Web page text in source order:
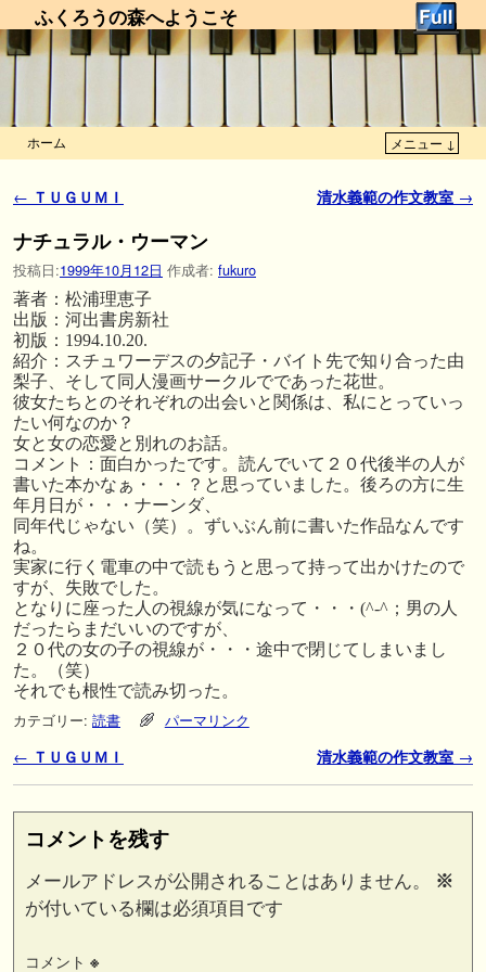
ふくろうの森へようこそ
ホーム メニュー ↓
投稿ナビゲーション
← ＴＵＧＵＭＩ 清水義範の作文教室 →
ナチュラル・ウーマン
投稿日:1999年10月12日 作成者: fukuro
著者：松浦理恵子
出版：河出書房新社
初版：1994.10.20.
紹介：スチュワーデスの夕記子・バイト先で知り合った由
梨子、そして同人漫画サークルでであった花世。
彼女たちとのそれぞれの出会いと関係は、私にとっていっ
たい何なのか？
女と女の恋愛と別れのお話。
コメント：面白かったです。読んでいて２０代後半の人が
書いた本かなぁ・・・？と思っていました。後ろの方に生
年月日が・・・ナーンダ、
同年代じゃない（笑）。ずいぶん前に書いた作品なんです
ね。
実家に行く電車の中で読もうと思って持って出かけたので
すが、失敗でした。
となりに座った人の視線が気になって・・・(^-^；男の人
だったらまだいいのですが、
２０代の女の子の視線が・・・途中で閉じてしまいまし
た。（笑）
それでも根性で読み切った。
カテゴリー: 読書 パーマリンク
投稿ナビゲーション
← ＴＵＧＵＭＩ 清水義範の作文教室 →
コメントを残す
メールアドレスが公開されることはありません。
※
が付いている欄は必須項目です
コメント ※